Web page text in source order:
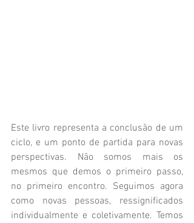
Este livro representa a conclusão de um
ciclo, e um ponto de partida para novas
perspectivas. Não somos mais os
mesmos que demos o primeiro passo,
no primeiro encontro. Seguimos agora
como novas pessoas, ressignificados
individualmente e coletivamente. Temos